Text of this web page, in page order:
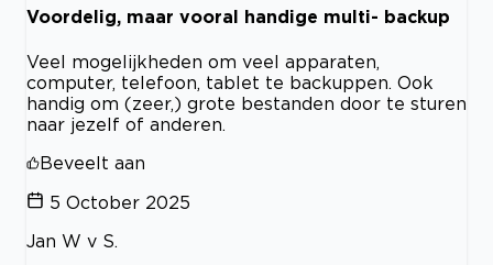
Voordelig, maar vooral handige multi- backup
Veel mogelijkheden om veel apparaten,
computer, telefoon, tablet te backuppen. Ook
handig om (zeer,) grote bestanden door te sturen
naar jezelf of anderen.
Beveelt aan
5 October 2025
Jan W v S.